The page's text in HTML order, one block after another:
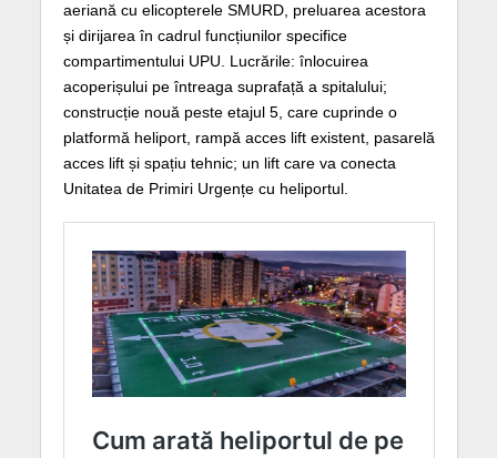
aeriană cu elicopterele SMURD, preluarea acestora
și dirijarea în cadrul funcțiunilor specifice
compartimentului UPU. Lucrările: înlocuirea
acoperișului pe întreaga suprafață a spitalului;
construcție nouă peste etajul 5, care cuprinde o
platformă heliport, rampă acces lift existent, pasarelă
acces lift și spațiu tehnic; un lift care va conecta
Unitatea de Primiri Urgențe cu heliportul.